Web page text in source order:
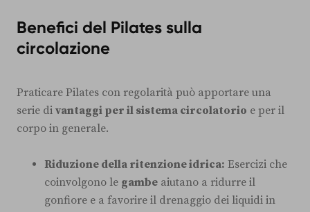
Benefici del Pilates sulla
circolazione
Praticare Pilates con regolarità può apportare una
serie di vantaggi per il sistema circolatorio e per il
corpo in generale.
Riduzione della ritenzione idrica: Esercizi che
coinvolgono le gambe aiutano a ridurre il
gonfiore e a favorire il drenaggio dei liquidi in